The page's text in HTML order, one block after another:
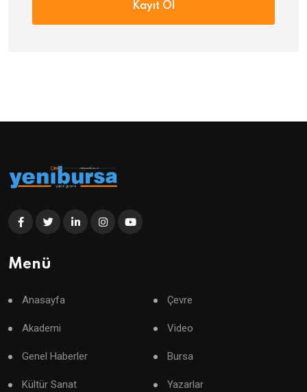
Kayıt Ol
Menü
Anasayfa Çevre
Akademi Video
Genel Haberler Bursa
Kültür Sanat Yazarlar